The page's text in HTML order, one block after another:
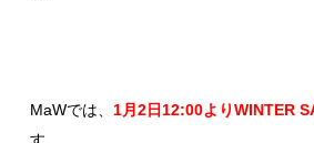
MaWでは、 1月2日12:00よりWINTER
す。